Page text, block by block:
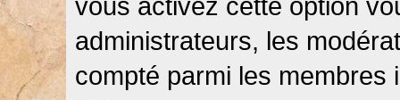
administrateurs, les
compté parmi les membres